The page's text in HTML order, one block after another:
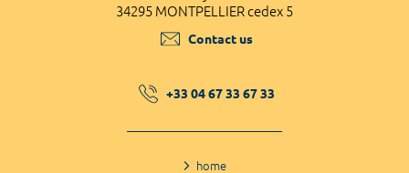
34295 MONTPELLIER cedex 5
Contact us
+33 04 67 33 67 33
home